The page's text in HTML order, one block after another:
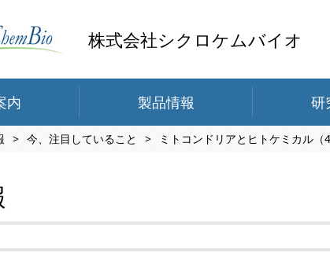
株式会社シクロケムバイオ
内 製品情報 研
今、注目していること ミトコンドリアとヒトケミカル